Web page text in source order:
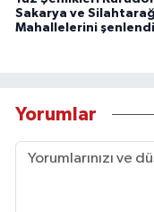
Sakarya ve
Mahallelerini
Yorumlar